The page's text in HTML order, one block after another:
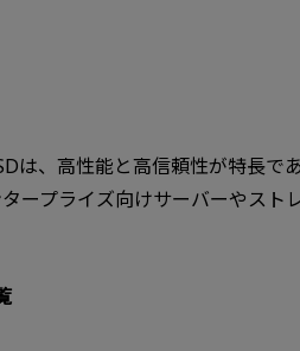
は、高性能と高信頼性が特長で
ープライズ向けサーバーやスト